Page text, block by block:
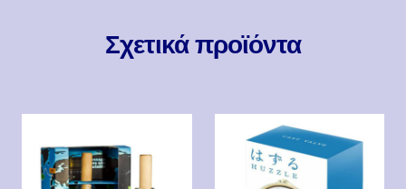
Σχετικά προϊόντα